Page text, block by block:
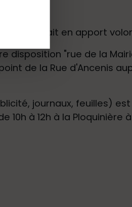
verre se fait en apport
disposition "rue de la
de la Rue d'Ancenis
journaux, feuilles)
10h à 12h à la Ploquinière